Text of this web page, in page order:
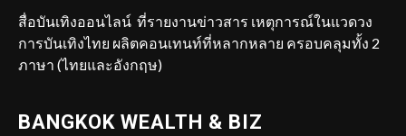
สื่อบันเทิงออนไลน์ ที่รายงานข่าวสาร เหตุการณ์ในแวดวง
การบันเทิงไทย ผลิตคอนเทนท์ที่หลากหลาย ครอบคลุมทั้ง 2
ภาษา (ไทยและอังกฤษ)
BANGKOK WEALTH & BIZ